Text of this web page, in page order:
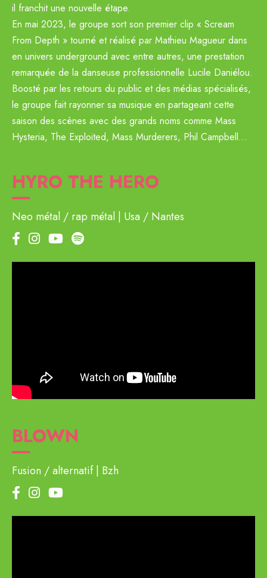
il franchit une nouvelle étape.
En mai 2023, le groupe sort son premier clip « Scream
From Depth » tourné et réalisé par Mathieu Magueur dans
en univers underground avec entre autres, une prestation
remarquée de la danseuse professionnelle Lucile Daniélou.
Boosté par les retours du public et des médias spécialisés,
le groupe fait rayonner sa musique en partageant cette
saison des scènes avec des grands noms comme Mass
Hysteria, The Exploited, Mass Murderers, Phil Campbell…
HYRO THE HERO
Neo métal / rap métal Usa / Nantes
BLOWN
Fusion / alternatif Bzh